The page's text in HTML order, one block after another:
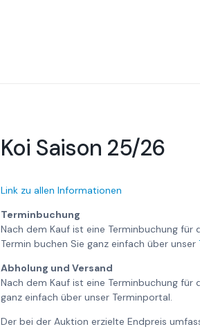
Koi Saison 25/26
Link zu allen Informationen
Terminbuchung
Nach dem Kauf ist eine Terminbuchung für
Termin buchen Sie ganz einfach über unser
Abholung und Versand
Nach dem Kauf ist eine Terminbuchung für
ganz einfach über unser Terminportal.
Der bei der Auktion erzielte Endpreis